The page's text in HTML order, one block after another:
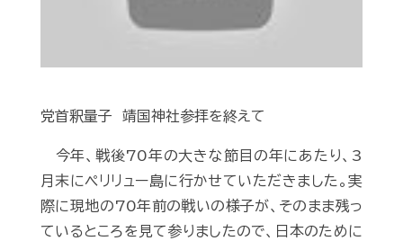
党首釈量子 靖国神社参拝を終えて
今年、戦後70年の大きな節目の年にあたり、3
月末にペリリュー島に行かせていただきました。実
際に現地の70年前の戦いの様子が、そのまま残っ
ているところを見て参りましたので、日本のために